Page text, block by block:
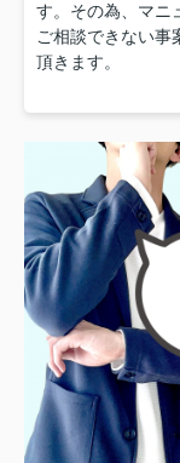
す。その為、マニ
ご相談できない事
頂きます。